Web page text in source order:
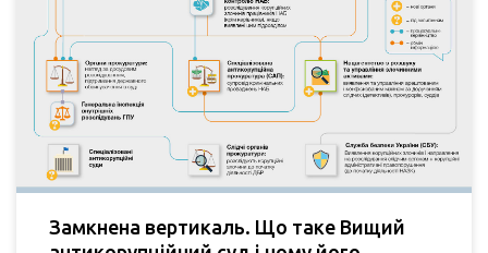
Замкнена вертикаль. Що таке Вищий